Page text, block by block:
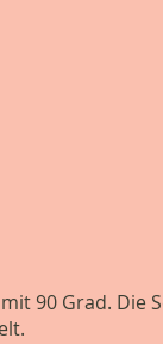
90 Grad. Die